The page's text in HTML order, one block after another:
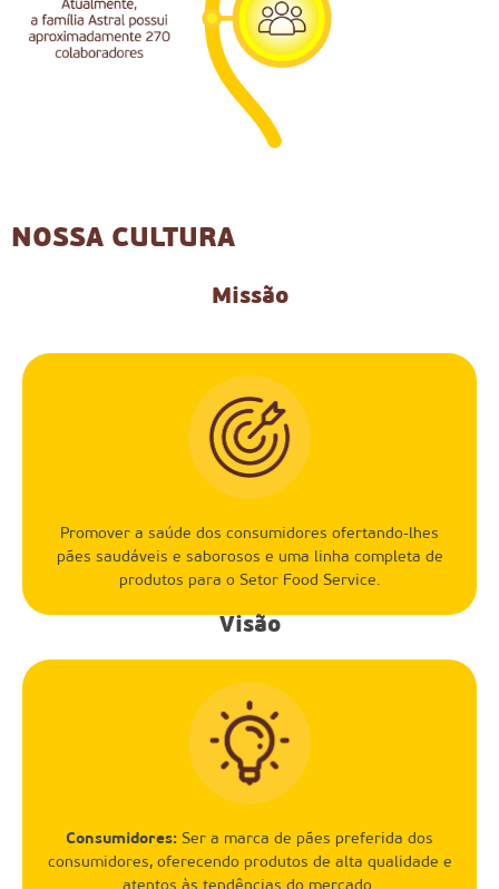
NOSSA CULTURA
Missão
Promover a saúde dos consumidores ofertando-lhes
pães saudáveis e saborosos e uma linha completa de
produtos para o Setor Food Service.
Visão
Consumidores: Ser a marca de pães preferida dos
consumidores, oferecendo produtos de alta qualidade e